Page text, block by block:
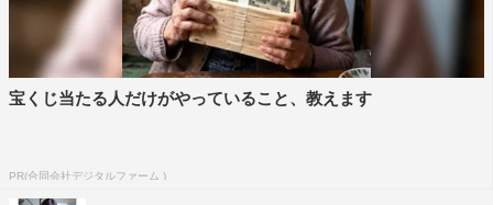
宝くじ当たる人だけがやっていること、教えます
PR(合同会社デジタルファーム )